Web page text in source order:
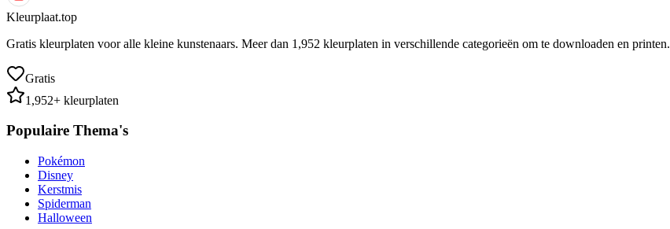
Kleurplaat.top
Gratis kleurplaten voor alle kleine kunstenaars. Meer dan 1,952 kleurplaten in verschillende categorieën om te downloaden en printen.
Gratis
1,952+ kleurplaten
Populaire Thema's
Pokémon
Disney
Kerstmis
Spiderman
Halloween